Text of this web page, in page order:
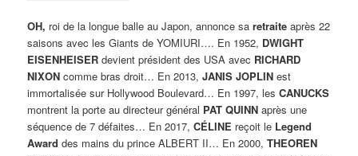
OH, roi de la longue balle au Japon, annonce saretraite après 22
saisons avec les Giants de YOMIURI…. En 1952, DWIGHT
EISENHEISER devient président des USA avec RICHARD
NIXON comme bras droit… En 2013,JANIS JOPLIN est
immortalisée sur Hollywood Boulevard… En 1997, lesCANUCKS
montrent la porte au directeur général PAT QUINN après une
séquence de 7 défaites… En 2017,CÉLINE reçoit le Legend
Award des mains du prince ALBERT II… En 2000,THEOREN